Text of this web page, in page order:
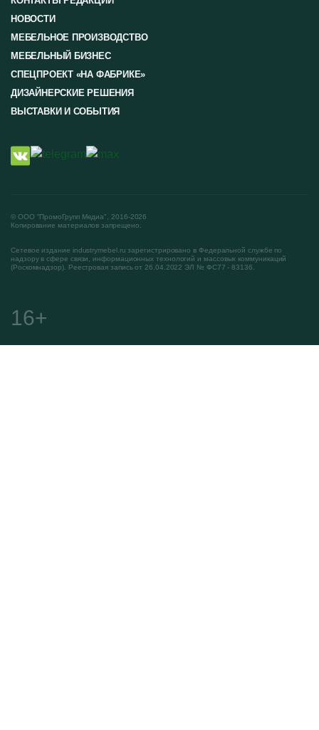
© ООО "ПромоГрупп Медиа", 2016-2026
Копирование материалов запрещено.
НОВОСТИ
МЕБЕЛЬНОЕ ПРОИЗВОДСТВО
МЕБЕЛЬНЫЙ БИЗНЕС
СПЕЦПРОЕКТ «НА ФАБРИКЕ»
ДИЗАЙНЕРСКИЕ РЕШЕНИЯ
ВЫСТАВКИ И СОБЫТИЯ
Сетевое издание industrymebel.ru зарегистрировано в Федеральной службе по
надзору в сфере связи, информационных технологий и массовых коммуникаций
(Роскомнадзор). Реестровая запись от 26.04.2022 ЭЛ № ФС77 - 83136.
16+